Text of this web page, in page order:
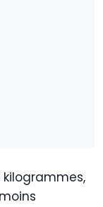
kilogrammes,